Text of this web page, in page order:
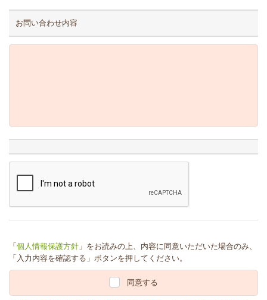
お問い合わせ内容
「 個人情報保護方針 」をお読みの上、内容に同意いただいた場合のみ、
「入力内容を確認する」ボタンを押してください。
同意する